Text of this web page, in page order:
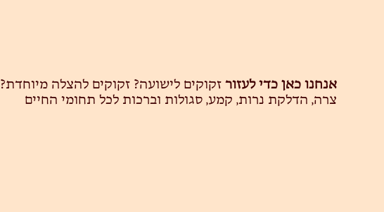
אנחנו כאן כדי לעזורזקוקים לישועה? זקוקים להצלה מיוחדת?
צרה, הדלקת נרות, קמע, סגולות וברכות לכל תחומי החיים